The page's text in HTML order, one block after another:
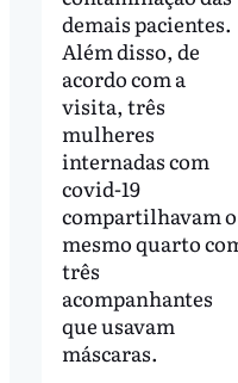
demais pacientes.
Além disso, de
acordo com a
visita, três
mulheres
internadas com
covid-19
compartilhavam o
mesmo quarto
três
acompanhantes
que usavam
máscaras.